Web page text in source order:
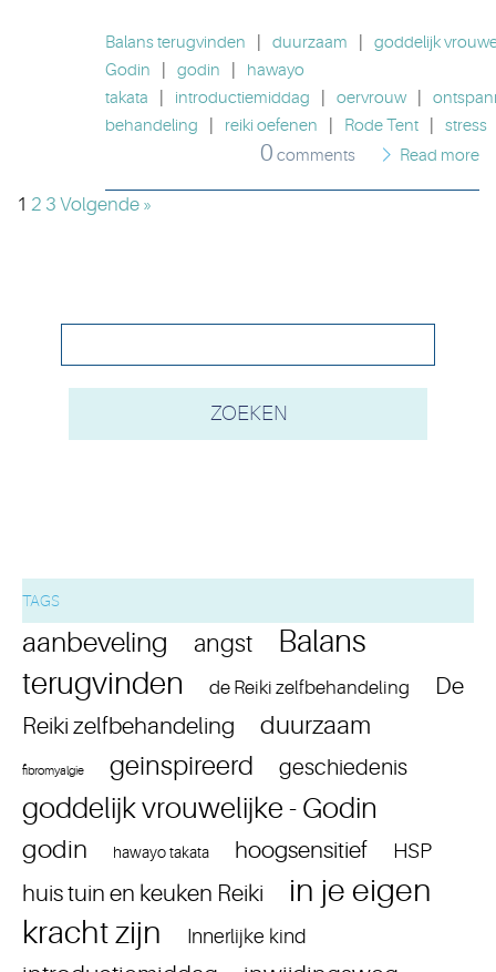
Balans terugvinden duurzaam
goddelijk
Godin
godin
hawayo
takata
introductiemiddag oervrouw
behandeling
reiki oefenen Rode Tent stress
0 comments Read more
1 2 3 Volgende »
TAGS
aanbeveling angst
Balans
terugvinden
de Reiki zelfbehandeling
De
Reiki zelfbehandeling
duurzaam
fibromyalgie geinspireerd geschiedenis
goddelijk vrouwelijke - Godin
godin hawayo takata hoogsensitief HSP
huis tuin en keuken Reiki
in je eigen
kracht zijn
Innerlijke kind